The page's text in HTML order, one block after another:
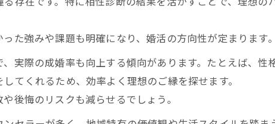
た強みや課題も明確になり、婚活の方向性が定まります。
実際の成婚率も向上する傾向があります。たとえば、性
てくれるため、効率よく理想のご縁を探せます。
後悔のリスクも減らせるでしょう。